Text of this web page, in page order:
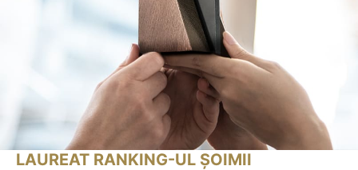
LAUREAT RANKING-UL ȘOIMII